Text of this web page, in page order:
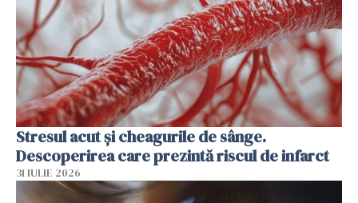
Stresul acut și cheagurile de sânge.
Descoperirea care prezintă riscul de infarct
31 IULIE 2026